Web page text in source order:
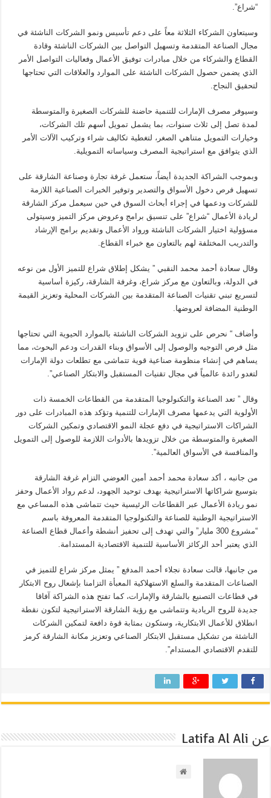
“شراع”.
وسيتعاون الشركاء الثلاثة معاً على دعم تأسيس ونمو الشركات الناشئة في
مجال الصناعة المتقدمة وتسهيل التواصل بين الشركات الناشئة وقادة
القطاع والشركاء من خلال مبادرات توفيق الأعمال وفعاليات التواصل الأمر
الذي يضمن حصول الشركات الناشئة على الموارد والعلاقات التي تحتاجها
لتحقيق النجاح.
وسيوفر مصرف الإمارات للتنمية حاضنة للشركات الصغيرة والمتوسطة
لمدة تصل إلى ثلاث سنوات، بما يشمل تمويل أسهم تلك الشركات،
وخيارات التمويل متناهي الصغر، لتغطية تكاليف شراء وتركيب الآلات الأمر
الذي يتوافق مع استراتيجية المصرف وسياساته التمويلية.
وبموجب الشراكة الجديدة أيضاً، ستعمل غرفة تجارة وصناعة الشارقة على
تسهيل فرص دخول الأسواق والتصدير وتوفير الخبرات الصناعية اللازمة
للشركات ودعمها في إجراء أبحاث السوق في حين سيعمل مركز الشارقة
لريادة الأعمال “شراع” على تنسيق برامج وعروض مركز التميز وسيتولى
مسؤولية اختيار الشركات الناشئة ورواد الأعمال وتقديم برامج الإرشاد
والتدريب المختلفة لهم بالتعاون مع خبراء القطاع.
وقال سعادة أحمد محمد النقبي ” يشكل إطلاق شراع للتميز الأول من نوعه
في الدولة، وبالتعاون مع مركز شراع، وغرفة الشارقة، ركيزة أساسية
لتسريع تبني تقنيات الصناعة المتقدمة بين الشركات المحلية وتعزيز القيمة
الوطنية المضافة لعروضها.
وأضاف “ نحرص على تزويد الشركات الناشئة بالموارد الحيوية التي تحتاجها
مثل فرص التوجيه والوصول إلى الأسواق وبناء القدرات ودعم البحوث، مما
يساهم في إنشاء منظومة صناعية قوية تتماشى مع تطلعات دولة الإمارات
لتغدو رائدة عالمياً في مجال تقنيات المستقبل والابتكار الصناعي”.
وقال ” تعد الصناعة والتكنولوجيا المتقدمة من القطاعات الخمسة ذات
الأولوية التي يدعمها مصرف الإمارات للتنمية وتؤكد هذه المبادرات على دور
الشراكات الاستراتيجية في دفع عجلة النمو الاقتصادي وتمكين الشركات
الصغيرة والمتوسطة من خلال تزويدها بالأدوات اللازمة للوصول إلى التمويل
والمنافسة في الأسواق العالمية”.
من جانبه ، أكد سعادة محمد أحمد أمين العوضي التزام غرفة الشارقة
بتوسيع شراكاتها الاستراتيجية بهدف توحيد الجهود، لدعم رواد الأعمال وحفز
نمو ريادة الأعمال عبر القطاعات الرئيسية حيث تتماشى هذه المساعي مع
الاستراتيجية الوطنية للصناعة والتكنولوجيا المتقدمة المعروفة باسم
“مشروع 300 مليار” والتي تهدف إلى تحفيز أنشطة وأعمال قطاع الصناعة
الذي يعتبر أحد الركائز الأساسية للتنمية الاقتصادية المستدامة.
من جانبها، قالت سعادة نجلاء أحمد المدفع ” يمثل مركز شراع للتميز في
الصناعات المتقدمة والسلع الاستهلاكية المعبأة التزامنا بإشعال روح الابتكار
في قطاعات التصنيع بالشارقة والإمارات، كما تفتح هذه الشراكة آفاقا
جديدة للروح الريادية وتتماشى مع رؤية الشارقة الاستراتيجية لتكون نقطة
انطلاق للأعمال الابتكارية، وستكون بمثابة قوة دافعة لتمكين الشركات
الناشئة من تشكيل مستقبل الابتكار الصناعي وتعزيز مكانة الشارقة كرمز
للتقدم الاقتصادي المستدام”.
عن Latifa Al Ali